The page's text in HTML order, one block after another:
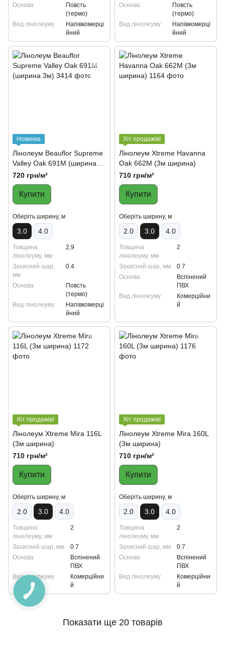
Основа
Повсть
(термо)
Вид лінолеуму
Напівкомерці
йний
Основа
Повсть
(термо)
Вид лінолеуму
Напівкомерці
йний
Новинка
Лінолеум Beauflor Supreme
Valley Oak 691M (ширина
3м)
720 грн/м²
Купити
Oберіть ширину, м
3.0 4.0
Товщина
лінолеуму, мм
2,9
Захисний шар,
мм
0.4
Основа
Повсть
(термо)
Вид лінолеуму
Напівкомерці
йний
Хіт продажів!
Лінолеум Xtreme Havanna
Oak 662M (3м ширина)
710 грн/м²
Купити
Oберіть ширину, м
2.0 3.0 4.0
Товщина
лінолеуму, мм
2
Захисний шар, мм
0.7
Основа
Вспінений
ПВХ
Вид лінолеуму
Комерційни
й
Хіт продажів!
Лінолеум Xtreme Mira 116L
(3м ширина)
710 грн/м²
Купити
Oберіть ширину, м
2.0 3.0 4.0
Товщина
лінолеуму, мм
2
Захисний шар, мм
0.7
Основа
Вспінений
ПВХ
Вид лінолеуму
Комерційни
й
Хіт продажів!
Лінолеум Xtreme Mira 160L
(3м ширина)
710 грн/м²
Купити
Oберіть ширину, м
2.0 3.0 4.0
Товщина
лінолеуму, мм
2
Захисний шар, мм
0.7
Основа
Вспінений
ПВХ
Вид лінолеуму
Комерційни
й
Показати ще 20 товарів